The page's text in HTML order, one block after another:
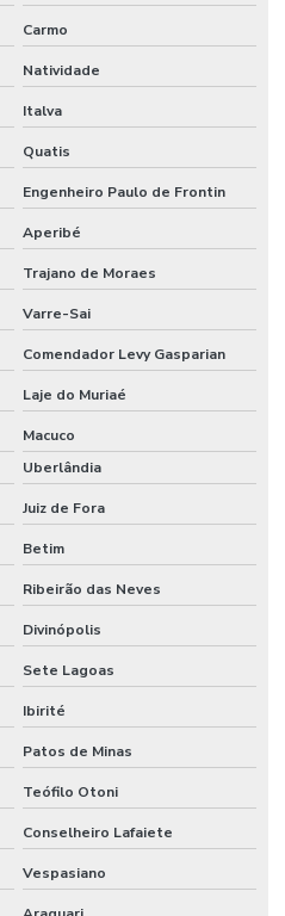
Industriais
Corporativos
Comerciais
Administrativos
Comerciais
Escritórios
Carmo
Natividade
Italva
Quatis
Engenheiro Paulo de Frontin
Aperibé
Trajano de Moraes
Varre-Sai
Comendador Levy Gasparian
Laje do Muriaé
Macuco
Uberlândia
Juiz de Fora
Betim
Ribeirão das Neves
Divinópolis
Sete Lagoas
Ibirité
Patos de Minas
Teófilo Otoni
Conselheiro Lafaiete
Vespasiano